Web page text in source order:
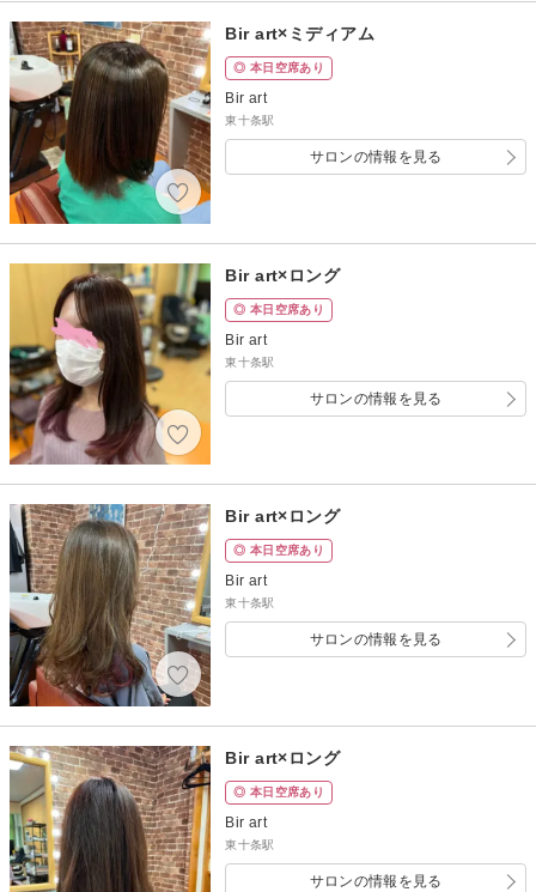
Bir art×ミディアム
◎ 本日空席あり
Bir art
東十条駅
サロンの情報を見る
Bir art×ロング
◎ 本日空席あり
Bir art
東十条駅
サロンの情報を見る
Bir art×ロング
◎ 本日空席あり
Bir art
東十条駅
サロンの情報を見る
Bir art×ロング
◎ 本日空席あり
Bir art
東十条駅
サロンの情報を見る